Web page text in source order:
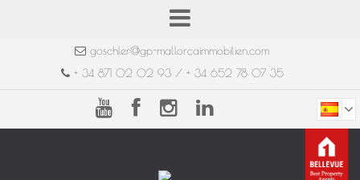
goschler@gp-mallorcaimmobilien.com
+ 34 871 02 02 93 / + 34 652 78 07 35